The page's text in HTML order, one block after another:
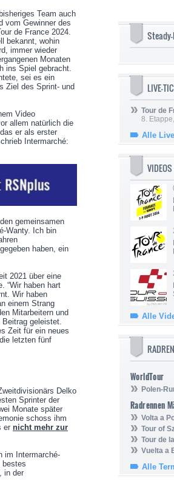
Team auch
vom Gewinner des
de France 2024.
bekannt, wohin
immer wieder
Monaten
ins Spiel gebracht.
sei es ein
Ziel des Sprint- und
Video
allem natürlich die
er als erster
Intermarché:
gemeinsamen
Wanty. Ich bin
haben, ein
2021 über eine
“Wir haben hart
Wir haben
einem Strang
Mitarbeitern und
geleistet.
Zeit für ein neues
letzten fünf
Delko
Sprinter der
Monate später
schoss ihm
er nicht mehr zur
im Intermarché-
bestes
in der
LIVE-
Tour de
8.
Alle
Alle
WorldTour
Polen-
Radrennen
Volta a
Tour of
Tour de
Vuelta a
Alle